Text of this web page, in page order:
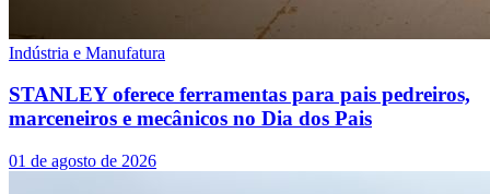
Indústria e Manufatura
STANLEY oferece ferramentas para pais pedreiros,
marceneiros e mecânicos no Dia dos Pais
01 de agosto de 2026